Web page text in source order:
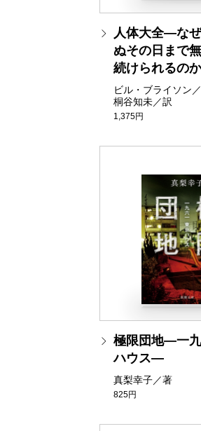
人体大全―な
ぬその日まで
続けられるの
ビル・ブライソン／
桐谷知未／訳
1,375円
極限団地―一
ハウス―
真梨幸子／著
825円